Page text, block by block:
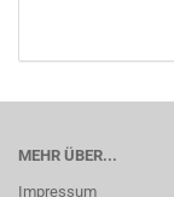
MEHR ÜBER...
Impressum